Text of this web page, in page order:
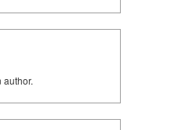
author.